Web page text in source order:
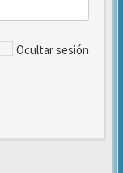
Ocultar sesión